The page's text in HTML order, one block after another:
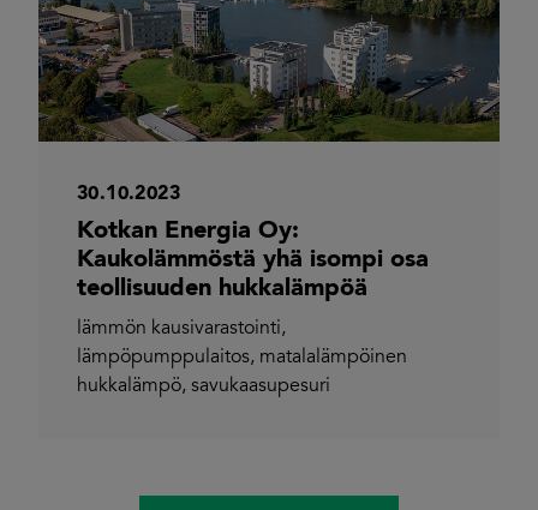
30.10.2023
Kotkan Energia Oy:
Kaukolämmöstä yhä isompi osa
teollisuuden hukkalämpöä
lämmön kausivarastointi,
lämpöpumppulaitos, matalalämpöinen
hukkalämpö, savukaasupesuri